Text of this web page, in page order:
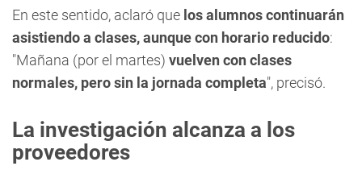
En este sentido, aclaró que los alumnos continuarán
asistiendo a clases, aunque con horario reducido:
"Mañana (por el martes) vuelven con clases
normales, pero sin la jornada completa", precisó.
La investigación alcanza a los
proveedores